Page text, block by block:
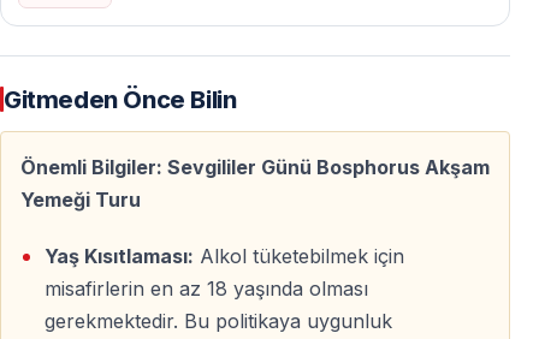
Limitsiz İçecek Servisi
Gece boyunca sınırsız içecek servisi yapılır.
Şarap, bira, kokteyl ve alkolsüz içecek seçenekleri
mevcuttur.
Canlı Eğlence
Gitmeden Önce Bilin
Önemli Bilgiler: Sevgililer Günü Bosphorus Akşam
Yemeği Turu
Yaş Kısıtlaması: Alkol tüketebilmek için
misafirlerin en az 18 yaşında olması
gerekmektedir. Bu politikaya uygunluk